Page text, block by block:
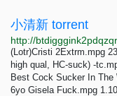
小清新 torrent
(Lotr)Cristi 2Extrm.mpg
high qual, HC-suck) -
Best Cock Sucker In The
6yo Gisela Fuck.mpg